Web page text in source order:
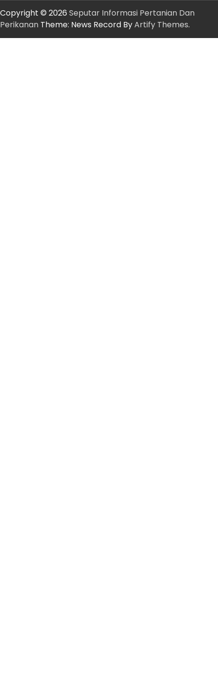
Copyright © 2026 Seputar Informasi Pertanian Dan
Perikanan Theme: News Record ByArtify Themes.